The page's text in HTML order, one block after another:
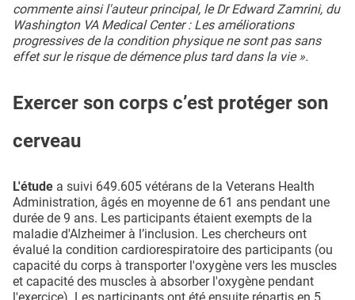
commente ainsi l'auteur principal, le Dr Edward Zamrini, du
Washington VA Medical Center : Les améliorations
progressives de la condition physique ne sont pas sans
effet sur le risque de démence plus tard dans la vie ».
Exercer son corps c’est protéger son
cerveau
L'étude a suivi 649.605 vétérans de la Veterans Health
Administration, âgés en moyenne de 61 ans pendant une
durée de 9 ans. Les participants étaient exempts de la
maladie d'Alzheimer à l’inclusion. Les chercheurs ont
évalué la condition cardiorespiratoire des participants (ou
capacité du corps à transporter l'oxygène vers les muscles
et capacité des muscles à absorber l'oxygène pendant